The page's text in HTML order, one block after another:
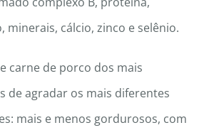
minerais, cálcio, zinco e selênio.
carne de porco dos mais
de agradar os mais diferentes
mais e menos gordurosos, com